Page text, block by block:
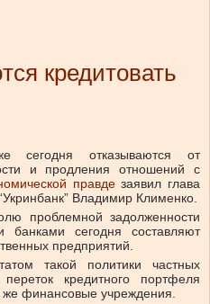
кредитовать
сегодня отказываются от
и продления отношений с
правдезаявил глава
Владимир Клименко.
проблемной задолженности
сегодня составляют
предприятий.
такой политики частных
кредитного портфеля
же финансовые учреждения.